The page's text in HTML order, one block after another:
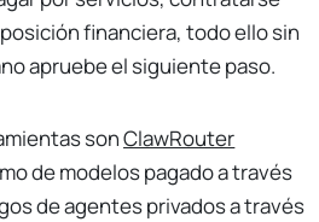
financiera, todo ello sin
apruebe el siguiente paso.
sonClawRouter
de modelos pagado a través
de agentes privados a través